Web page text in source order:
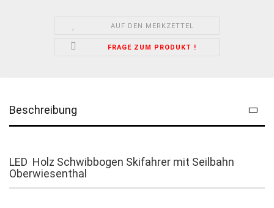
AUF DEN MERKZETTEL
FRAGE ZUM PRODUKT !
Beschreibung
LED Holz Schwibbogen Skifahrer mit Seilbahn
Oberwiesenthal